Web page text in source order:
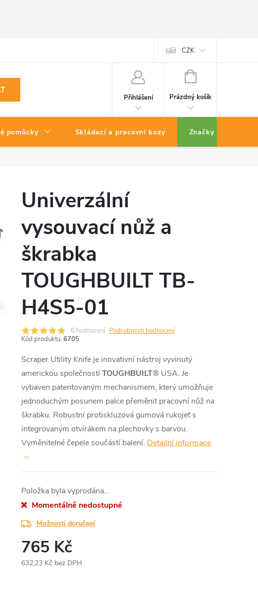
CZK
Přihlášení
NÁKUPNÍ
Prázdný košík
pomůcky Skládací a pracovní kozy Značky
Univerzální
vysouvací nůž a
škrabka
TOUGHBUILT TB-
H4S5-01
6 hodnocení Podrobnosti hodnocení
Kód produktu: 6705
Scraper Utility Knife je inovativní nástroj vyvinutý
americkou společnostíTOUGHBUILT® USA. Je
vybaven patentovaným mechanismem, který umožňuje
jednoduchým posunem palce přeměnit pracovní nůž na
škrabku. Robustní protiskluzová gumová rukojeť s
integrovaným otvírákem na plechovky s barvou.
Vyměnitelné čepele součástí balení. Detailní informace
Položka byla vyprodána…
Momentálně nedostupné
Možnosti doručení
765 Kč
632,23 Kč bez DPH